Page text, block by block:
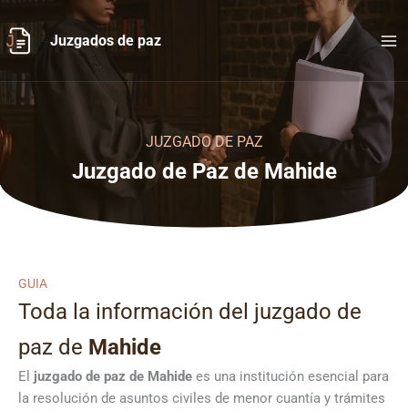
al
contenido
Juzgados de paz
JUZGADO DE PAZ
Juzgado de Paz de Mahide
GUIA
Toda la información del juzgado de
paz de Mahide
El juzgado de paz de Mahide es una institución esencial para
la resolución de asuntos civiles de menor cuantía y trámites